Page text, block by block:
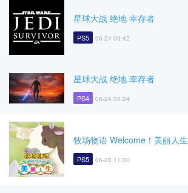
星球大战 绝地 幸存者
PS5 06-24 00:42
星球大战 绝地 幸存者
PS4 06-24 00:24
牧场物语 Welcome！美丽人生
PS5 06-20 11:00